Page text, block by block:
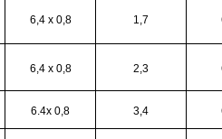
6,4 x 0,8 1,7
6,4 x 0,8 2,3
6.4x 0,8 3,4